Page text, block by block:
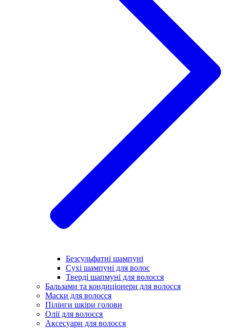
Безсульфатні шампуні
Сухі шампуні для волос
Тверді шапмуні для волосся
Бальзами та кондиціонери для волосся
Маски для волосся
Пілінги шкіри голови
Олії для волосся
Аксесуари для волосся